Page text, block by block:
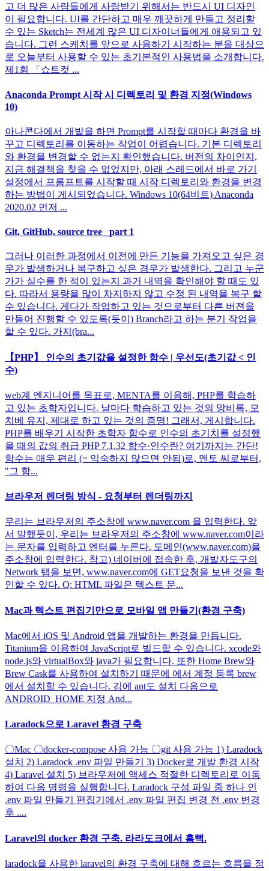
고 더 많은 사람들에게 사랑받기 위해서는 반드시 UI 디자인
이 필요합니다. UI를 간단하고 매우 깨끗하게 만들고 정리할
수 있는 Sketch는 전세계 많은 UI 디자이너들에게 애용되고 있
습니다. 그런 스케치를 앞으로 사용하기 시작하는 분을 대상으
로 오늘부터 사용할 수 있는 초기본적인 사용법을 소개합니다.
제1회 「쇼트컷 ...
Anaconda Prompt 시작 시 디렉토리 및 환경 지정(Windows
10)
아나콘다에서 개발을 하면 Prompt를 시작할 때마다 환경을 바
꾸고 디렉토리를 이동하는 작업이 어렵습니다. 기본 디렉토리
와 환경을 변경할 수 없는지 확인했습니다. 버전의 차이인지,
지금 해결책을 찾을 수 없었지만, 아래 스레드에서 바로 가기
설정에서 프롬프트를 시작할 때 시작 디렉토리와 환경을 변경
하는 방법이 게시되었습니다. Windows 10(64비트) Anaconda
2020.02 먼저 ...
Git, GitHub, source tree _part 1
그러나 이러한 과정에서 이전에 만든 기능을 가져오고 싶은 경
우가 발생하거나 복구하고 싶은 경우가 발생한다. 그리고 누군
가가 실수를 한 적이 있는지 과거 내역을 확인해야 할 때도 있
다. 따라서 용량을 많이 차지하지 않고 수정 된 내역을 복구 할
수 있습니다. 게다가 작업하고 있는 것으로부터 다른 버젼을
만들어 진행할 수 있도록(듯이) Branch라고 하는 분기 작업을
할 수 있다. 가지(bra...
【PHP】 인수의 초기값을 설정한 함수 | 우선도(초기값 < 인
수)
web계 엔지니어를 목표로, MENTA를 이용해, PHP를 학습하
고 있는 초학자입니다. 날마다 학습하고 있는 것의 망비록, 모
치베 유지, 제대로 하고 있는 것의 증명! 그래서, 게시합니다.
PHP를 배우기 시작한 초학자 함수로 인수의 초기치를 설정했
을 때의 값의 취급 PHP 7.1.32 함수·인수란? 여기까지는 간단!
함수는 매우 편리 (= 익숙하지 않으면 안됨)로, 멘토 씨로부터,
"그 함...
브라우저 렌더링 방식 - 요청부터 렌더링까지
우리는 브라우저의 주소창에 www.naver.com 을 입력한다. 앞
서 말했듯이, 우리는 브라우저의 주소창에 www.naver.com이라
는 문자를 입력하고 엔터를 누른다. 도메인(www.naver.com)을
주소창에 입력한다. 참고) 네이버에 접속한 후, 개발자도구의
Network 탭을 보면, www.naver.com에 GET요청을 보낸 것을 확
인할 수 있다. Q: HTML 파일은 텍스트 문...
Mac과 텍스트 편집기만으로 모바일 앱 만들기(환경 구축)
Mac에서 iOS 및 Android 앱을 개발하는 환경을 만듭니다.
Titanium을 이용하여 JavaScript로 빌드할 수 있습니다. xcode와
node.js와 virtualBox와 java가 필요합니다. 또한 Home Brew와
Brew Cask를 사용하여 설치하기 때문에 에서 계정 등록 brew
에서 설치할 수 있습니다. 김에 ant도 설치 다음으로
ANDROID_HOME 지정 And...
Laradock으로 Laravel 환경 구축
〇Mac 〇docker-compose 사용 가능 〇git 사용 가능 1) Laradock
설치 2) Laradock .env 파일 만들기 3) Docker로 개발 환경 시작
4) Laravel 설치 5) 브라우저에 액세스 적절한 디렉토리로 이동
하여 다음 명령을 실행합니다. Laradock 구성 파일 중 하나 인
.env 파일 만들기 편집기에서 .env 파일 편집 변경 전 .env 변경
후 ....
Laravel의 docker 환경 구축. 라라도크에서 흠뻑.
laradock을 사용한 laravel의 환경 구축에 대해 흐르는 흐름을 정